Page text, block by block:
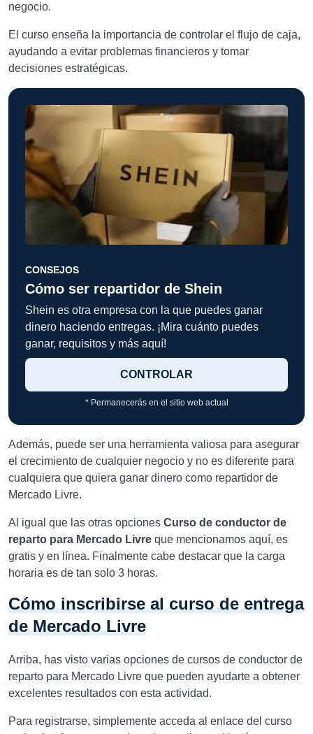
negocio.
El curso enseña la importancia de controlar el flujo de caja,
ayudando a evitar problemas financieros y tomar
decisiones estratégicas.
CONSEJOS
Cómo ser repartidor de Shein
Shein es otra empresa con la que puedes ganar
dinero haciendo entregas. ¡Mira cuánto puedes
ganar, requisitos y más aquí!
CONTROLAR
* Permanecerás en el sitio web actual
Además, puede ser una herramienta valiosa para asegurar
el crecimiento de cualquier negocio y no es diferente para
cualquiera que quiera ganar dinero como repartidor de
Mercado Livre.
Al igual que las otras opciones Curso de conductor de
reparto para Mercado Livre que mencionamos aquí, es
gratis y en línea. Finalmente cabe destacar que la carga
horaria es de tan solo 3 horas.
Cómo inscribirse al curso de entrega
de Mercado Livre
Arriba, has visto varias opciones de cursos de conductor de
reparto para Mercado Livre que pueden ayudarte a obtener
excelentes resultados con esta actividad.
Para registrarse, simplemente acceda al enlace del curso